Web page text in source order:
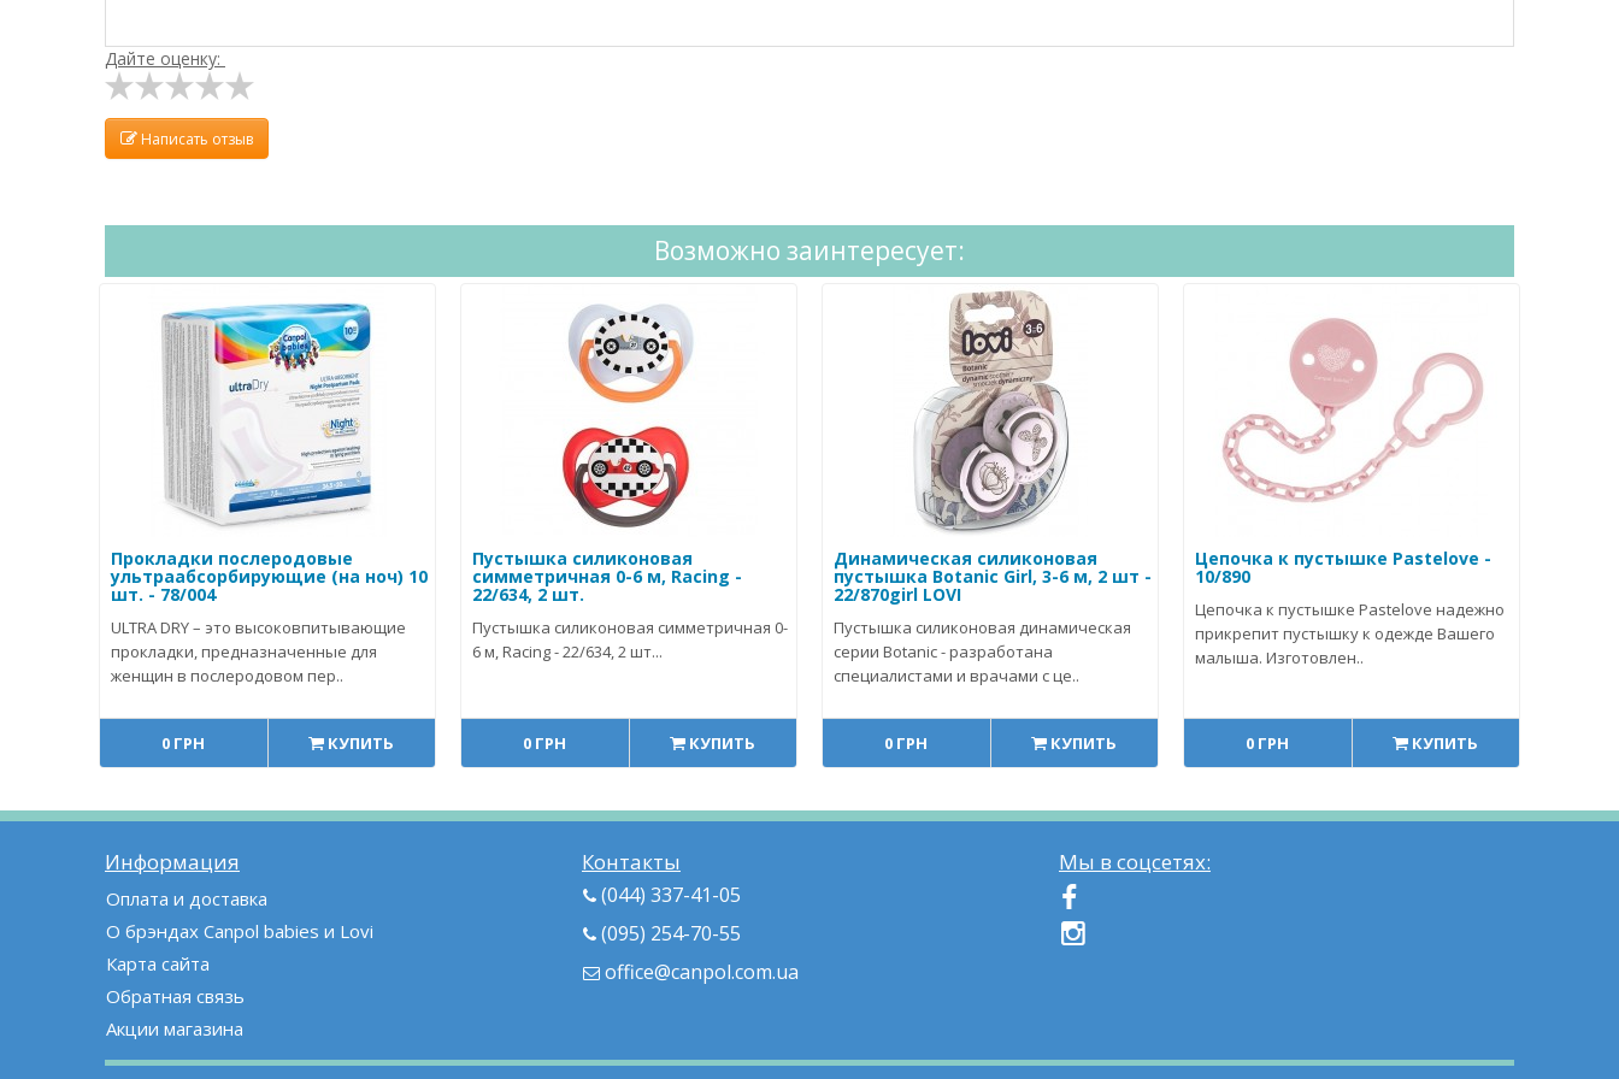
Дайте оценку:
Написать отзыв
Возможно заинтересует:
Прокладки послеродовые
ультраабсорбирующие (на ноч) 10
шт. - 78/004
ULTRA DRY – это высоковпитывающие
прокладки, предназначенные для
женщин в послеродовом пер..
0 ГРН КУПИТЬ
Пустышка силиконовая
симметричная 0-6 м, Racing -
22/634, 2 шт.
Пустышка силиконовая симметричная 0-
6 м, Racing - 22/634, 2 шт...
0 ГРН КУПИТЬ
Динамическая силиконовая
пустышка Botanic Girl, 3-6 м, 2 шт -
22/870girl LOVI
Пустышка силиконовая динамическая
серии Botanic - разработана
специалистами и врачами с це..
0 ГРН КУПИТЬ
Цепочка к пустышке Pastelove -
10/890
Цепочка к пустышке Pastelove надежно
прикрепит пустышку к одежде Вашего
малыша. Изготовлен..
0 ГРН КУПИТЬ
Информация
Оплата и доставка
О брэндах Canpol babies и Lovi
Карта сайта
Обратная связь
Акции магазина
Контакты
(044) 337-41-05
(095) 254-70-55
office@canpol.com.ua
Мы в соцсетях: